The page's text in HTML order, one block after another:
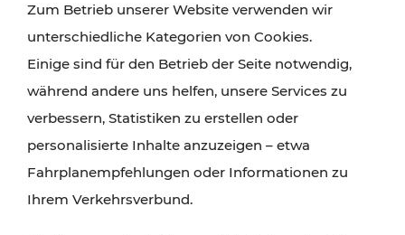
finden Sie hier im Überblick.
Zum Betrieb unserer Website verwenden wir
unterschiedliche Kategorien von Cookies.
Einige sind für den Betrieb der Seite notwendig,
während andere uns helfen, unsere Services zu
verbessern, Statistiken zu erstellen oder
personalisierte Inhalte anzuzeigen – etwa
Fahrplanempfehlungen oder Informationen zu
Ihrem Verkehrsverbund.